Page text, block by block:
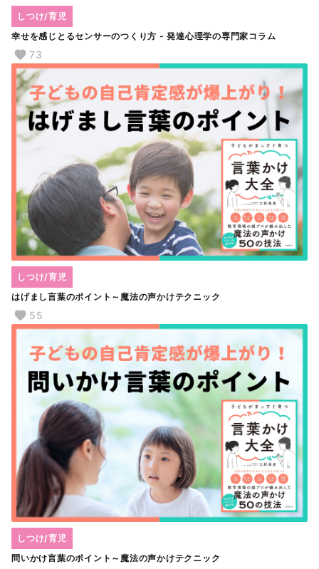
幸せを感じとるセンサーのつくり方 - 発達心理学の専門家コラム
しつけ/育児
73
はげまし言葉のポイント～魔法の声かけテクニック
しつけ/育児
55
問いかけ言葉のポイント～魔法の声かけテクニック
しつけ/育児